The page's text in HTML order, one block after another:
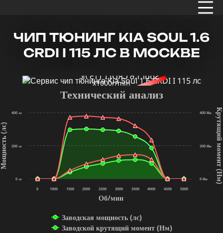
ЧИП ТЮНИНГ KIA SOUL 1.6
CRDI I 115 ЛС В МОСКВЕ
x1000r/min
Об/мин
(лс)
Технический анализ
Заводская мощность (лс)
Заводской крутящий момент (Нм)
0 1000 1500 2000 2500 3000 3500 4000 4500 5000
0 лс
200 лс
400 лс
0 Нм
200 Нм
400 Нм